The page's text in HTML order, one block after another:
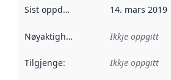
Sist oppdatert 14. mars 2019
Nøyaktigheit Ikkje oppgitt
Tilgjenge: Ikkje oppgitt